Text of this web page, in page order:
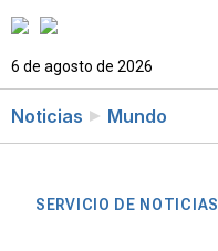
6 de agosto de 2026
Noticias Mundo
SERVICIO DE NOTICIAS